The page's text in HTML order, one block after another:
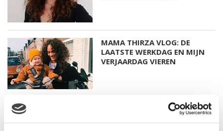
MAMA THIRZA VLOG: DE
LAATSTE WERKDAG EN MIJN
VERJAARDAG VIEREN
MAMA THIRZA VLOG: HET IS
FEEST, WANT REBEL IS JARIG!